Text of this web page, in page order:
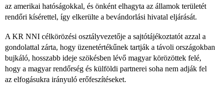
az amerikai hatóságokkal, és önként elhagyta az államok területét
rendőri kísérettel, így elkerülte a bevándorlási hivatal eljárását.
A KR NNI célkörözési osztályvezetője a sajtótájékoztatót azzal a
gondolattal zárta, hogy üzenetértékűnek tartják a távoli országokban
bujkáló, hosszabb ideje szökésben lévő magyar körözöttek felé,
hogy a magyar rendőrség és külföldi partnerei soha nem adják fel
az elfogásukra irányuló erőfeszítéseket.